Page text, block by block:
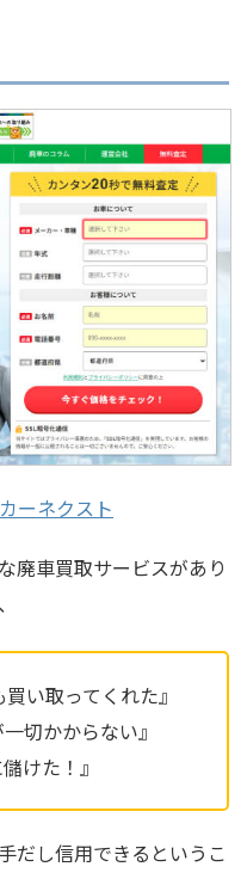
ーネクスト
廃車買取サービスがあり
い取ってくれた』
切かからない』
けた！』
だし信用できるというこ